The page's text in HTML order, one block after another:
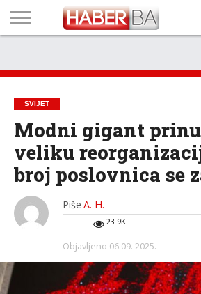
TECH
PROGRAM
PROGNOZA
PUTEVIMA
LISTA
NAMA
SVIJET
Modni gigant
veliku
broj poslovnica se
Piše A. H.
23.9K
Objavljeno 06.09. 2025.